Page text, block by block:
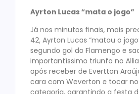
Ayrton Lucas “mata o jogo”
Já nos minutos finais, mais
42, Ayrton Lucas “matou o
segundo gol do Flamengo e
importantíssimo triunfo no
após receber de Evertton
cara com Weverton e tocar
categoria, garantindo a festa